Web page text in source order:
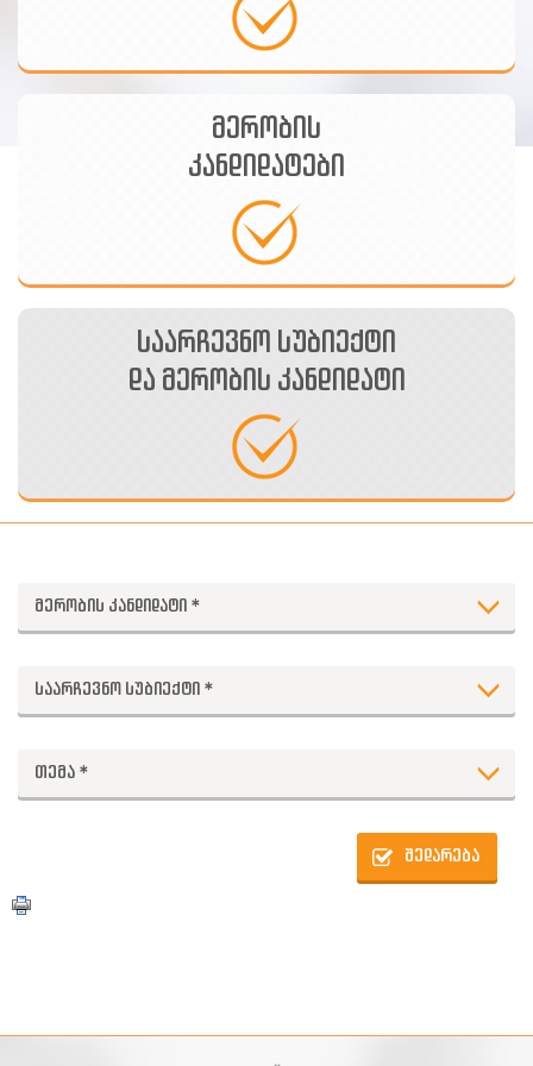
შეადარეთ საარჩევნო სუბიექტი და მერობის
მერობის
კანდიდატები
საარჩევნო სუბიექტი
და მერობის კანდიდატი
მერობის კანდიდატი *
საარჩევნო სუბიექტი *
თემა *
შედარება